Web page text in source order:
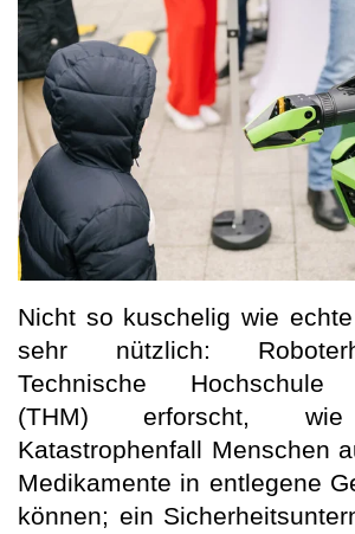
Nicht so kuschelig wie
sehr nützlich:
Technische Hochschule
(THM) erforscht,
Katastrophenfall Menschen
Medikamente in entlegene
können; ein